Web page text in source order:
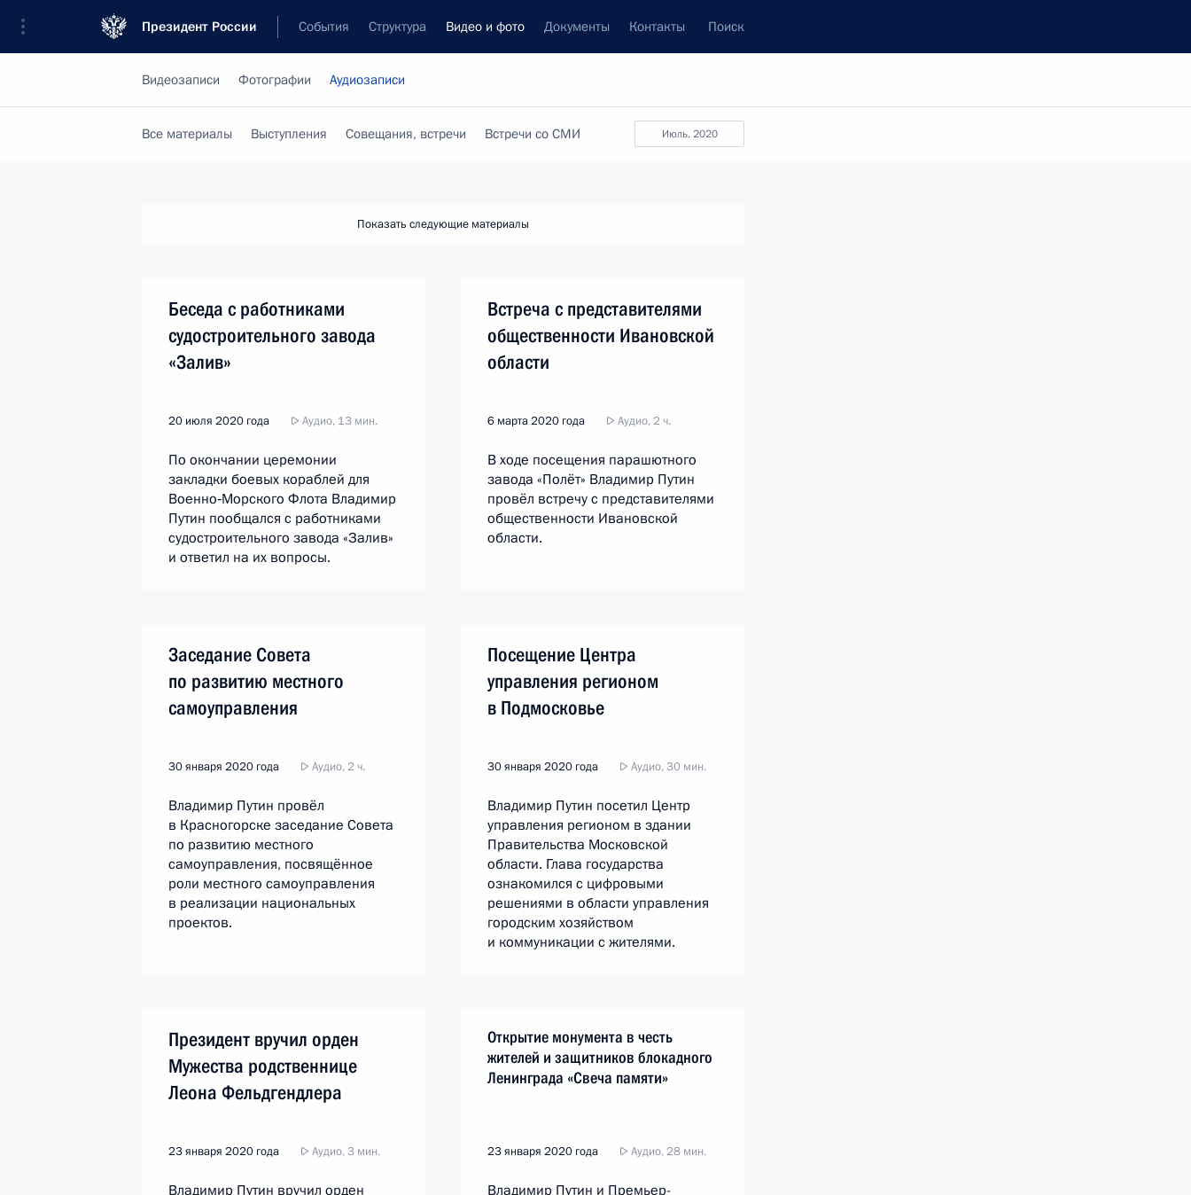
Президент России События Структура Видео и фото Документы Контакты Поиск
Видеозаписи Фотографии Аудиозаписи
июль, 2020
Все материалы Выступления Совещания, встречи Встречи со СМИ
Показать следующие материалы
Беседа с работниками
судостроительного завода
«Залив»
20 июля 2020 года Аудио, 13 мин.
По окончании церемонии
закладки боевых кораблей для
Военно‑Морского Флота Владимир
Путин пообщался с работниками
судостроительного завода «Залив»
и ответил на их вопросы.
Встреча с представителями
общественности Ивановской
области
6 марта 2020 года Аудио, 2 ч.
В ходе посещения парашютного
завода «Полёт» Владимир Путин
провёл встречу с представителями
общественности Ивановской
области.
Заседание Совета
по развитию местного
самоуправления
30 января 2020 года Аудио, 2 ч.
Владимир Путин провёл
в Красногорске заседание Совета
по развитию местного
самоуправления, посвящённое
роли местного самоуправления
в реализации национальных
проектов.
Посещение Центра
управления регионом
в Подмосковье
30 января 2020 года Аудио, 30 мин.
Владимир Путин посетил Центр
управления регионом в здании
Правительства Московской
области. Глава государства
ознакомился с цифровыми
решениями в области управления
городским хозяйством
и коммуникации с жителями.
Президент вручил орден
Мужества родственнице
Леона Фельдгендлера
23 января 2020 года Аудио, 3 мин.
Владимир Путин вручил орден
Открытие монумента в честь
жителей и защитников блокадного
Ленинграда «Свеча памяти»
23 января 2020 года Аудио, 28 мин.
Владимир Путин и Премьер-